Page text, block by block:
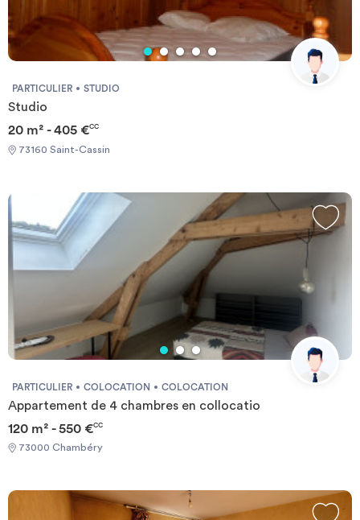
PARTICULIER STUDIO
Studio
20 m² - 405 €CC
73160 Saint-Cassin
PARTICULIER COLOCATION COLOCATION
Appartement de 4 chambres en collocatio
120 m² - 550 €CC
73000 Chambéry